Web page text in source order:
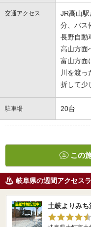
交通アクセス
JR高山
分、バス
長野自動
高山方面
富山方面
川を渡
折して少
駐車場 20台
この
岐阜県の週間アクセス
土岐よりみち